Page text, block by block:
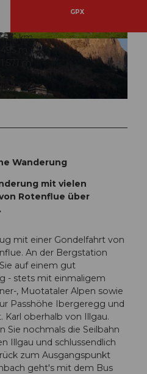
© Schwyzer Wanderwege
GPX
7,56 km
Wanderung
mit vielen
Rotenflue über
mit einer Gondelfahrt von
An der Bergstation
auf einem gut
- stets mit einmaligem
, Muotataler Alpen sowie
Passhöhe Ibergeregg und
oberhalb von Illgau.
Sie nochmals die Seilbahn
Illgau und schlussendlich
zum Ausgangspunkt
geht's mit dem Bus